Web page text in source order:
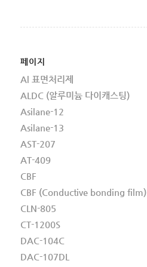
페이지
Al 표면처리제
ALDC (알루미늄 다이캐스팅)
Asilane-12
Asilane-13
AST-207
AT-409
CBF
CBF (Conductive bonding film)
CLN-805
CT-1200S
DAC-104C
DAC-107DL